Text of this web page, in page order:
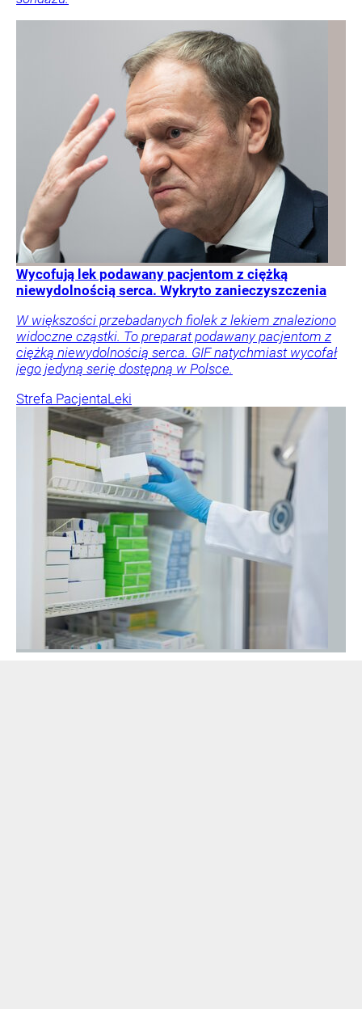
Wycofują lek podawany pacjentom z ciężką
niewydolnością serca. Wykryto zanieczyszczenia
W większości przebadanych fiolek z lekiem znaleziono
widoczne cząstki. To preparat podawany pacjentom z
ciężką niewydolnością serca. GIF natychmiast wycofał
jego jedyną serię dostępną w Polsce.
Strefa PacjentaLeki